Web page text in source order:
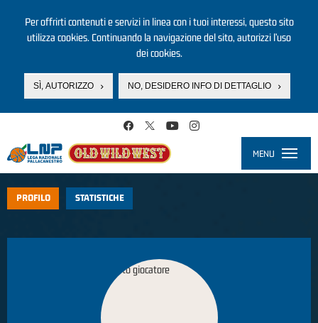
Per offrirti contenuti e servizi in linea con i tuoi interessi, questo sito
utilizza cookies. Continuando la navigazione del sito, autorizzi l’uso
dei cookies.
SÌ, AUTORIZZO NO, DESIDERO INFO DI DETTAGLIO
MENU
PROFILO STATISTICHE